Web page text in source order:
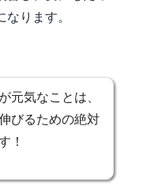
ります。
元気なことは、
びるための絶対
！